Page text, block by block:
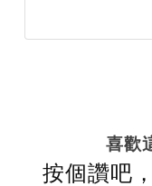
喜歡
按個讚吧